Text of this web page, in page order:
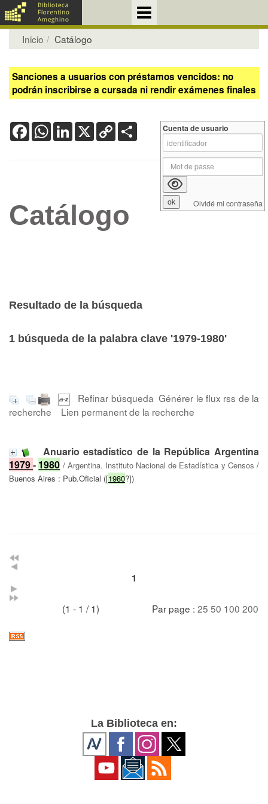
Inicio Catálogo
Sanciones a usuarios con préstamos vencidos: no
podrán inscribirse a cursada ni rendir exámenes finales
FacebookWhatsApp
LinkedIn
X Copy
Link
Catálogo
Resultado de la búsqueda
1 búsqueda de la palabra clave '1979-1980'
Refinar búsqueda Générer le flux rss de la
recherche
Lien permanent de la recherche
Anuario estadístico de la República Argentina
1979- 1980 / Argentina. Instituto Nacional de Estadística y Censos /
Buenos Aires : Pub.Oficial ([1980?])
1
(1 - 1 / 1) Par page : 25 50 100 200
Cuenta de usuario
Olvidé mi contraseña
La Biblioteca en: